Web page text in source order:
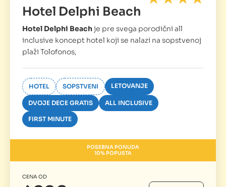
Hotel Delphi Beach
Hotel Delphi Beachje pre svega porodični all
inclusive koncept hotel koji se nalazi na sopstvenoj
plaži Tolofonos,
HOTEL SOPSTVENI LETOVANJE
DVOJE DECE GRATIS ALL INCLUSIVE
FIRST MINUTE
POSEBNA PONUDA
10% POPUSTA
CENA OD